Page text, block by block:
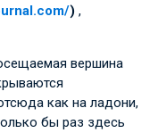
) ,
вершина
как на ладони,
бы раз здесь